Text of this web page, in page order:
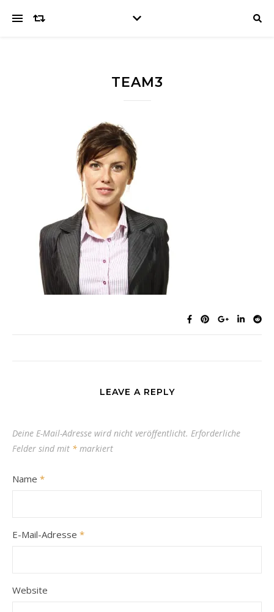
TEAM3
LEAVE A REPLY
Deine E-Mail-Adresse wird nicht veröffentlicht. Erforderliche
Felder sind mit * markiert
Name *
E-Mail-Adresse *
Website